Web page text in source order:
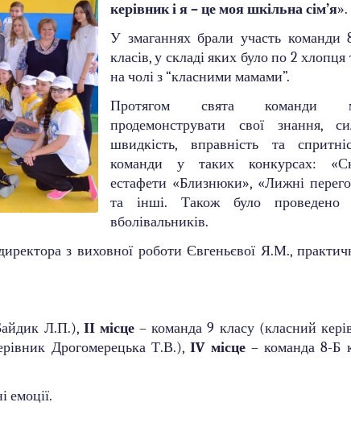
керівник і я – це моя шкільна сім’я».
У змаганнях брали участь команди
класів, у складі яких було по 2
на чолі з “класними мамами”.
Протягом свята команди
продемонструвати свої знання,
швидкість, вправність та
команди у таких конкурсах:
естафети «Близнюки», «Лижні
та інші. Також було проведено
вболівальників.
з виховної роботи Євгеньєвої Я.М.,
Л.П.), ІІ місце– команда 9 класу (класний
Дрогомерецька Т.В.),ІV місце– команда 8-Б
емоції.